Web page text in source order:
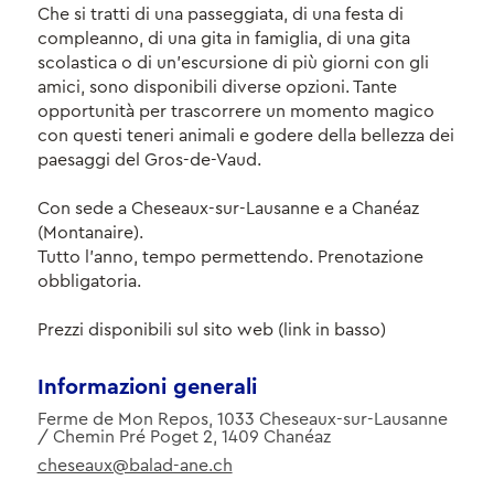
Che si tratti di una passeggiata, di una festa di
compleanno, di una gita in famiglia, di una gita
scolastica o di un'escursione di più giorni con gli
amici, sono disponibili diverse opzioni. Tante
opportunità per trascorrere un momento magico
con questi teneri animali e godere della bellezza dei
paesaggi del Gros-de-Vaud.
Con sede a Cheseaux-sur-Lausanne e a Chanéaz
(Montanaire).
Tutto l'anno, tempo permettendo. Prenotazione
obbligatoria.
Prezzi disponibili sul sito web (link in basso)
Informazioni generali
Ferme de Mon Repos, 1033 Cheseaux-sur-Lausanne
/ Chemin Pré Poget 2, 1409 Chanéaz
cheseaux@balad-ane.ch